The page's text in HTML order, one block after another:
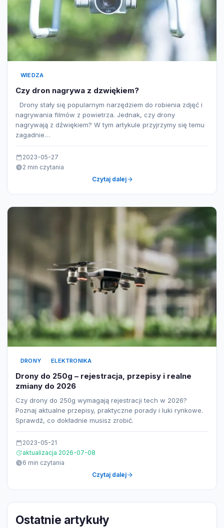
WIEDZA
Czy dron nagrywa z dzwiękiem?
Drony stały się popularnym narzędziem do robienia zdjęć i
nagrywania filmów z powietrza. Jednak, czy drony
nagrywają z dźwiękiem? W tym artykule przyjrzymy się temu
zagadnie…
2023-05-27
2 min czytania
Czytaj dalej
DRONY ELEKTRONIKA
Drony do 250g – rejestracja, przepisy i realne
zmiany do 2026
Czy drony do 250g wymagają rejestracji tech w 2026?
Poznaj aktualne przepisy, praktyczne porady i luki rynkowe.
Sprawdź, co dokładnie musisz zrobić.
2023-05-21
aktualizacja 2026-07-08
6 min czytania
Czytaj dalej
Ostatnie artykuły